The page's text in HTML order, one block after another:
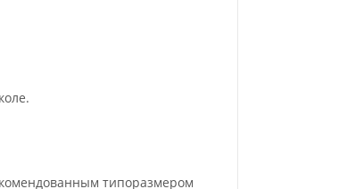
типоразмером